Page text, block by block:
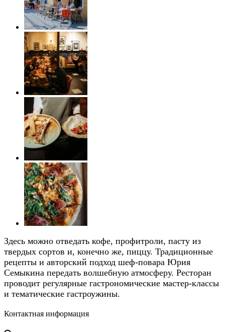
Здесь можно отведать кофе, профитроли, пасту из
твердых сортов и, конечно же, пиццу. Традиционные
рецепты и авторский подход шеф-повара Юрия
Семыкина передать волшебную атмосферу. Ресторан
проводит регулярные гастрономические мастер-классы
и тематические гастроужины.
Контактная информация